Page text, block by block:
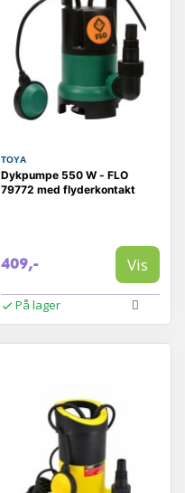
TOYA
Dykpumpe 550 W - FLO
79772 med flyderkontakt
409,- Vis
På lager